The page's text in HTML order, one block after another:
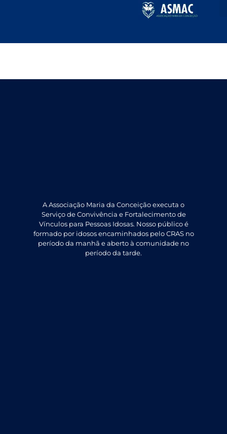
Janeiro – 2025
A Associação Maria da Conceição executa o
Serviço de Convivência e Fortalecimento de
Vínculos para Pessoas Idosas. Nosso público é
formado por idosos encaminhados pelo CRAS no
período da manhã e aberto à comunidade no
período da tarde.